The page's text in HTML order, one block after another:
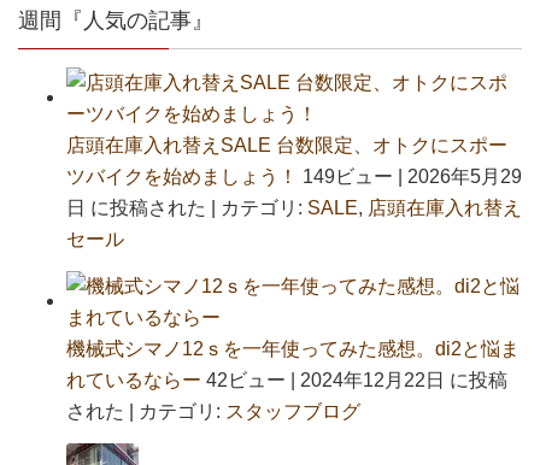
週間『人気の記事』
店頭在庫入れ替えSALE 台数限定、オトクにスポー
ツバイクを始めましょう！
149ビュー
2026年5月29
日 に投稿された
カテゴリ: SALE, 店頭在庫入れ替え
セール
機械式シマノ12ｓを一年使ってみた感想。di2と悩ま
れているならー 42ビュー
2024年12月22日 に投稿
された
カテゴリ: スタッフブログ